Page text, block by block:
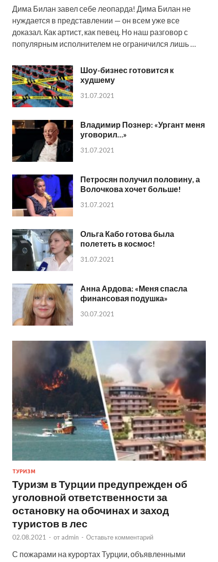
Дима Билан завел себе леопарда! Дима Билан не
нуждается в представлении — он всем уже все
доказал. Как артист, как певец. Но наш разговор с
популярным исполнителем не ограничился лишь …
Шоу-бизнес готовится к
худшему
31.07.2021
Владимир Познер: «Ургант меня
уговорил…»
31.07.2021
Петросян получил половину, а
Волочкова хочет больше!
31.07.2021
Ольга Кабо готова была
полететь в космос!
31.07.2021
Анна Ардова: «Меня спасла
финансовая подушка»
30.07.2021
ТУРИЗМ
Туризм в Турции предупрежден об
уголовной ответственности за
остановку на обочинах и заход
туристов в лес
02.08.2021 - от admin - Оставьте комментарий
С пожарами на курортах Турции, объявленными